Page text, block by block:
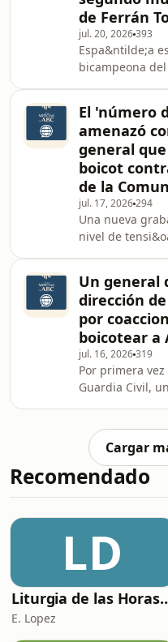
con sus
noticias,
rev&eacute;s
podr&iacute;a
de su
de Ferrán
jul. 20, 2026393
Espa&ntilde;a
bicampeona
Ferr&aacute;n
parte de la
la
coronara y
a&ntilde;os
primer
estrella de su
a la hasta ent
El 'número
amenazó
general
boicot
de la
jul. 17, 2026294
Una nueva
nivel de
por parte de la
Guardia Civil,
de boicot a los
de la
Seg&uacute;n
tenido acceso
general Luis
Un general
dirección
por
boicotear a
jul. 16, 2026319
Por primera
Guardia Civil,
El caso
Mora, jefe de
quien acusa a
presionarlo
Madrid. Varios
Internacional
disconformidad
Cargar
Recomendado
LD
Liturgia de
E. Lopez